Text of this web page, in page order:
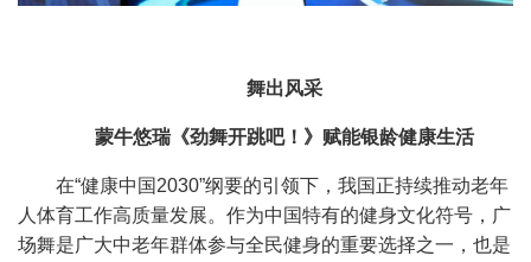
舞出风采
蒙牛悠瑞《劲舞开跳吧！》赋能银龄健康生活
在“健康中国 2030”纲要的引领下，我国正持续推动老年
人体育工作高质量发展。作为中国特有的健身文化符号‌，广
场舞是广大中老年群体参与全民健身的重要选择之一，也是